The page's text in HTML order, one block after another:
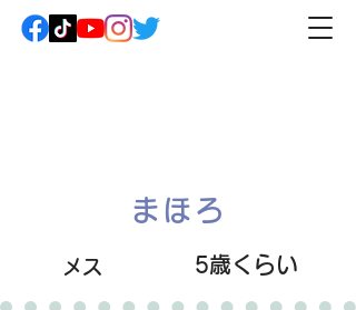
まほろ
メス 5歳くらい